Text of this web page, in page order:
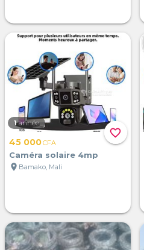
favorite_border
1 année
45 000CFA
Caméra solaire 4mp
location_on Bamako, Mali